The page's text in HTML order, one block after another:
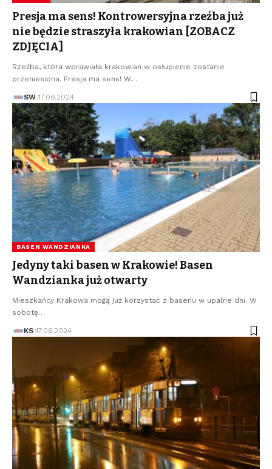
Presja ma sens! Kontrowersyjna rzeźba już
nie będzie straszyła krakowian [ZOBACZ
ZDJĘCIA]
Rzeźba, która wprawiała krakowian w osłupienie zostanie
przeniesiona. Presja ma sens! W…
SW 17.06.2024
BASEN WANDZIANKA
Jedyny taki basen w Krakowie! Basen
Wandzianka już otwarty
Mieszkańcy Krakowa mogą już korzystać z basenu w upalne dni. W
sobotę…
KS 17.06.2024